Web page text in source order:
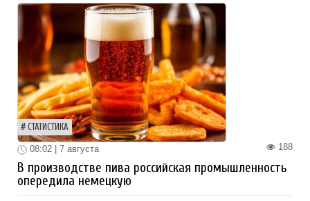
СТАТИСТИКА
188
08:02 | 7 августа
В производстве пива российская промышленность
опередила немецкую